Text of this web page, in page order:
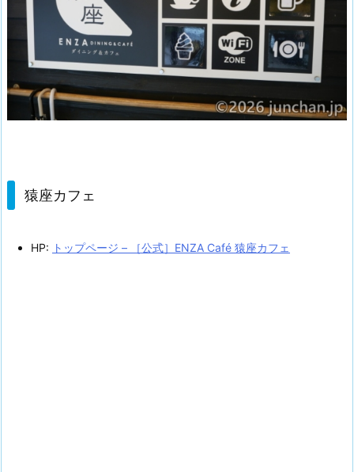
猿座カフェ
HP: トップページ – ［公式］ENZA Café 猿座カフェ